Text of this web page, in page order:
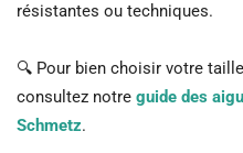
résistantes ou techniques.
🔍 Pour bien choisir votre
consultez notre guide des
Schmetz.